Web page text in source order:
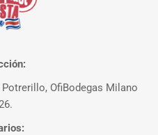
OfiBodegas Milano